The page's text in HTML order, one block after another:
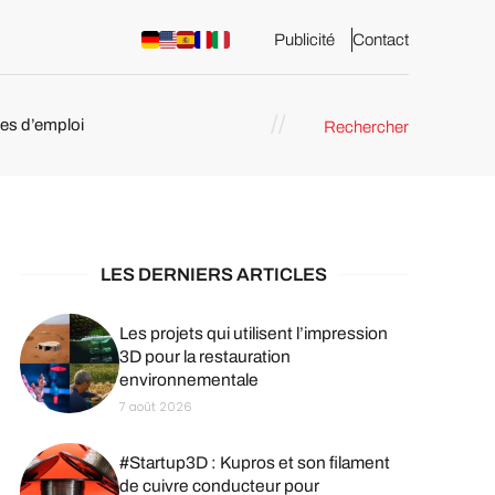
Publicité Contact
d’emploi Rechercher
LES DERNIERS ARTICLES
Les projets qui utilisent l’impression
3D pour la restauration
environnementale
7 août 2026
#Startup3D : Kupros et son filament
de cuivre conducteur pour